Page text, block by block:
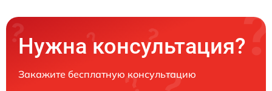
Нужна консультация?
Закажите бесплатную консультацию